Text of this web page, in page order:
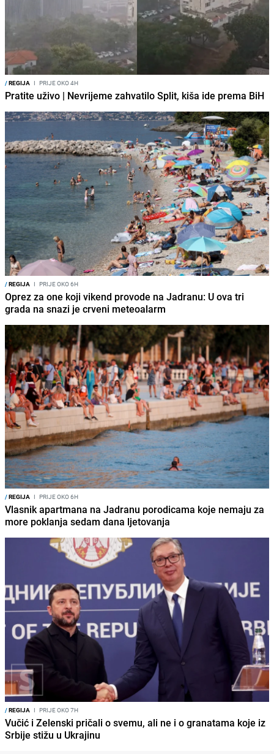
/REGIJA I PRIJE OKO 4H
Pratite uživo | Nevrijeme zahvatilo Split, kiša ide prema BiH
/REGIJA I PRIJE OKO 6H
Oprez za one koji vikend provode na Jadranu: U ova tri
grada na snazi je crveni meteoalarm
/REGIJA I PRIJE OKO 6H
Vlasnik apartmana na Jadranu porodicama koje nemaju za
more poklanja sedam dana ljetovanja
/REGIJA I PRIJE OKO 7H
Vučić i Zelenski pričali o svemu, ali ne i o granatama koje iz
Srbije stižu u Ukrajinu